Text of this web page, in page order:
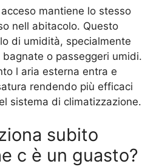
mantiene lo stesso
nell abitacolo. Questo
di umidità, specialmente
o passeggeri umidi.
l aria esterna entra e
rendendo più efficaci
sistema di climatizzazione.
subito
c è un guasto?